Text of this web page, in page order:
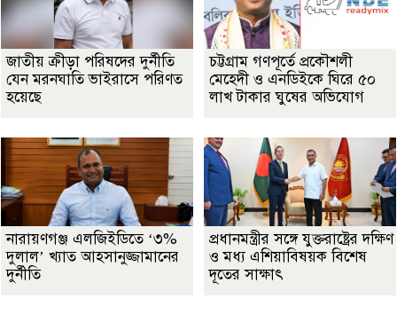
জাতীয় ক্রীড়া পরিষদের দুর্নীতি
যেন মরনঘাতি ভাইরাসে পরিণত
হয়েছে
চট্টগ্রাম গণপূর্তে প্রকৌশলী
মেহেদী ও এনডিইকে ঘিরে ৫০
লাখ টাকার ঘুষের অভিযোগ
নারায়ণগঞ্জ এলজিইডিতে ‘৩%
দুলাল’ খ্যাত আহসানুজ্জামানের
দুর্নীতি
প্রধানমন্ত্রীর সঙ্গে যুক্তরাষ্ট্রের দক্ষিণ
ও মধ্য এশিয়াবিষয়ক বিশেষ
দূতের সাক্ষাৎ